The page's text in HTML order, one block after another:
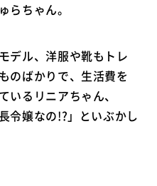
らちゃん。
デル、洋服や靴もトレ
のばかりで、生活費を
るリニアちゃん、
令嬢なの!?」といぶかし